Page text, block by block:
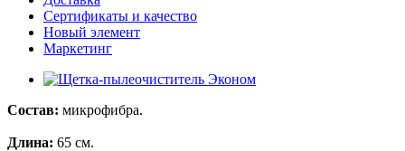
Сертификаты и качество
Новый элемент
Маркетинг
Состав: микрофибра.
Длина: 65 см.